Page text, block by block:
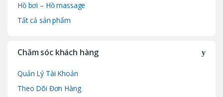
Hồ bơi – Hồ massage
Tất cả sản phẩm
Chăm sóc khách hàng
Quản Lý Tài Khoản
Theo Dõi Đơn Hàng